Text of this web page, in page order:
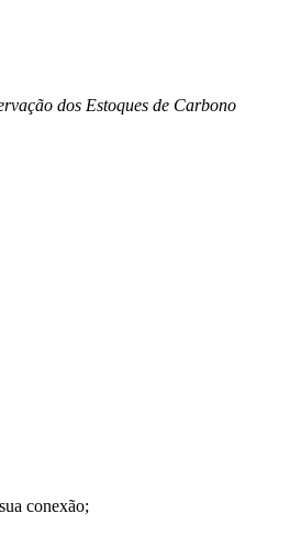
dos Estoques de Carbono
conexão;